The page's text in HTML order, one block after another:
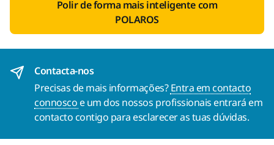
Polir de forma mais inteligente com
POLAROS
Contacta-nos
Precisas de mais informações?Entra em contacto
connosco e um dos nossos profissionais entrará em
contacto contigo para esclarecer as tuas dúvidas.